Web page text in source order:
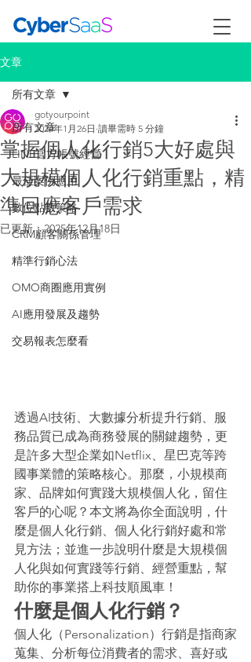
文章
所有文章
LINE官方帳號經營
最佳案例應用
數位點數策略
CRM顧客關係管理
精準行銷心法
OMO商圈應用實例
AI應用發展及趨勢
交易報表怎麼看
所有文章
掌握個人化行銷5大好處與
大規模個人化行銷重點，精
準回應客戶需求
gotyourpoint
2024年1月26日 讀畢需時 5 分鐘
已更新：2025年12月18日
透過AI技術、大數據分析提升行銷、服
務品質已成為商務發展的關鍵趨勢，更
是許多大型企業如Netflix、星巴克等跨
國事業體的策略核心。那麼，小規模商
家、品牌如何實踐大規模個人化，留住
客戶的心呢？本文將為你全面說明，什
麼是個人化行銷、個人化行銷好處和常
見方法；並進一步說明什麼是大規模個
人化與如何實踐等行銷、經營重點，幫
助你的事業搭上科技順風車！
什麼是個人化行銷？
個人化（Personalization）行銷是指商家
蒐集、分析每位消費者的需求、喜好或